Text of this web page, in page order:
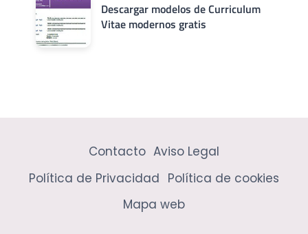
Descargar modelos de Curriculum
Vitae modernos gratis
Contacto Aviso Legal
Política de Privacidad Política de cookies
Mapa web